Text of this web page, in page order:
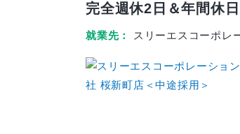
完全週休2日＆年間休
就業先 スリーエスコーポレ